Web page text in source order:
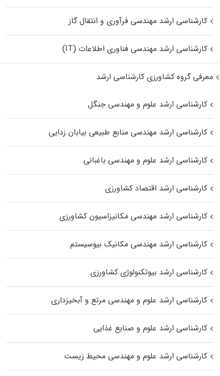
کارشناسی ارشد مهندسی فرآوری و انتقال گاز
کارشناسی ارشد مهندسی فناوری اطلاعات (IT)
معرفی گروه کشاورزی کارشناسی ارشد
کارشناسی ارشد علوم و مهندسی جنگل
کارشناسی ارشد مهندسی منابع طبیعی بیابان زدایی
کارشناسی ارشد علوم و مهندسی باغبانی
کارشناسی ارشد اقتصاد کشاورزی
کارشناسی ارشد مهندسی مکانیزاسیون کشاورزی
کارشناسی ارشد مهندسی مکانیک بیوسیستم
کارشناسی ارشد بیوتکنولوژی کشاورزی
کارشناسی ارشد علوم و مهندسی مرتع و آبخیزداری
کارشناسی ارشد علوم و صنایع غذایی
کارشناسی ارشد علوم و مهندسی محیط زیست